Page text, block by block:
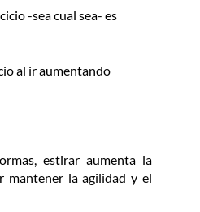
-sea cual sea- es
al ir aumentando
estirar aumenta la
mantener la agilidad y el